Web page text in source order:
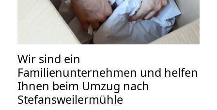
Wir sind ein
Familienunternehmen und helfen
Ihnen beim Umzug nach
Stefansweilermühle